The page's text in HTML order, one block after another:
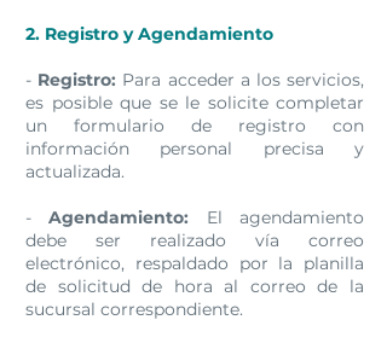
2. Registro y Agendamiento
- Registro: Para acceder a los servicios,
es posible que se le solicite completar
un formulario de registro con
información personal precisa y
actualizada.
-Agendamiento: El agendamiento
debe ser realizado vía correo
electrónico, respaldado por la planilla
de solicitud de hora al correo de la
sucursal correspondiente.